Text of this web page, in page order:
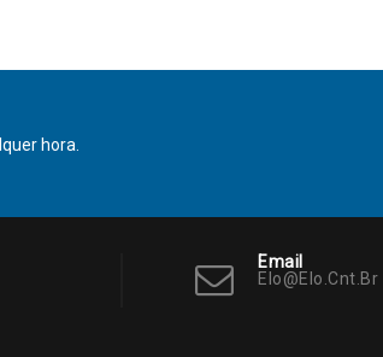
hora.
Email
Elo@elo.cnt.br